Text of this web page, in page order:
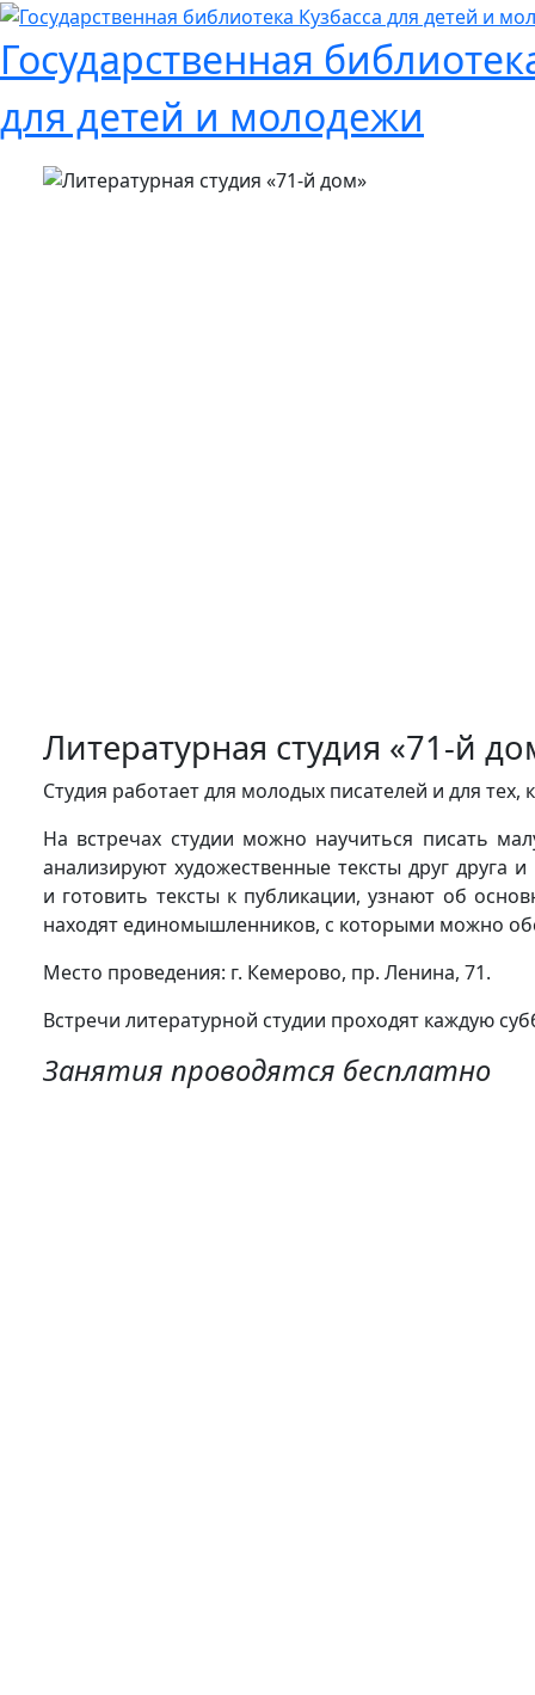
Государственная
для детей и молодежи
Литературная студия «71-й
Студия работает для молодых писателей и для
На встречах студии можно научиться писать
анализируют художественные тексты друг друга
и готовить тексты к публикации, узнают об
находят единомышленников, с которыми можно
Место проведения: г. Кемерово, пр. Ленина, 71.
Встречи литературной студии проходят каждую
Занятия проводятся бесплатно